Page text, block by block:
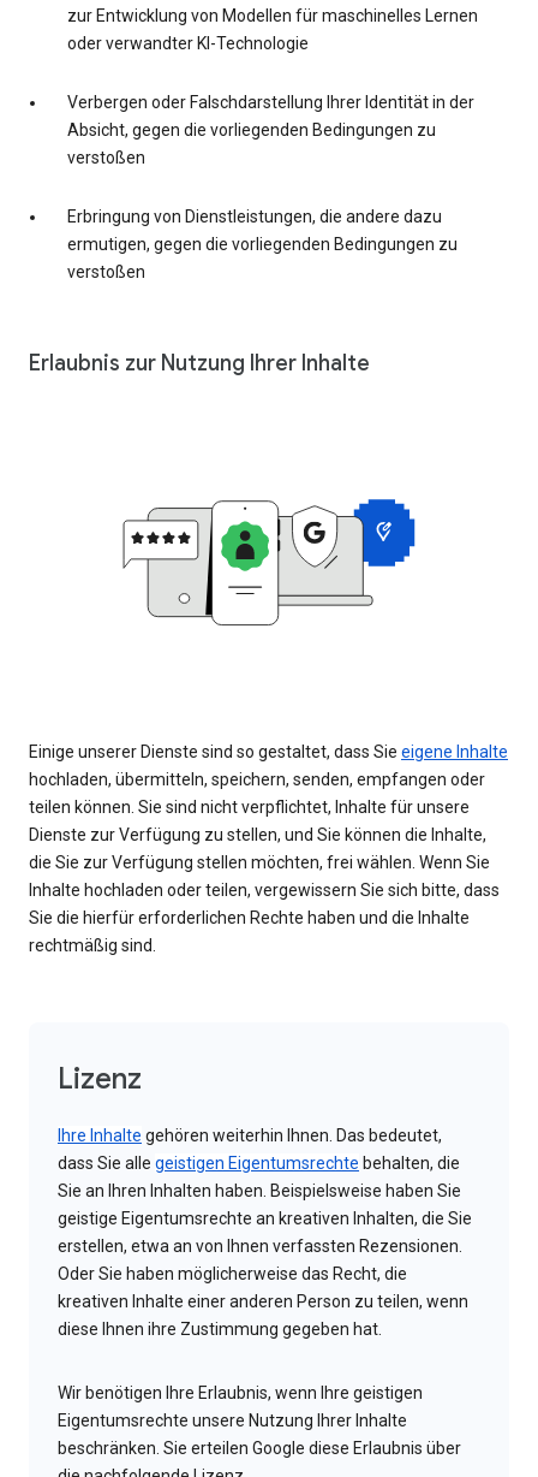
zur Entwicklung von Modellen für maschinelles Lernen
oder verwandter KI-Technologie
Verbergen oder Falschdarstellung Ihrer Identität in der
Absicht, gegen die vorliegenden Bedingungen zu
verstoßen
Erbringung von Dienstleistungen, die andere dazu
ermutigen, gegen die vorliegenden Bedingungen zu
verstoßen
Erlaubnis zur Nutzung Ihrer Inhalte
Einige unserer Dienste sind so gestaltet, dass Sie eigene Inhalte
hochladen, übermitteln, speichern, senden, empfangen oder
teilen können. Sie sind nicht verpflichtet, Inhalte für unsere
Dienste zur Verfügung zu stellen, und Sie können die Inhalte,
die Sie zur Verfügung stellen möchten, frei wählen. Wenn Sie
Inhalte hochladen oder teilen, vergewissern Sie sich bitte, dass
Sie die hierfür erforderlichen Rechte haben und die Inhalte
rechtmäßig sind.
Lizenz
Ihre Inhalte gehören weiterhin Ihnen. Das bedeutet,
dass Sie alle geistigen Eigentumsrechte behalten, die
Sie an Ihren Inhalten haben. Beispielsweise haben Sie
geistige Eigentumsrechte an kreativen Inhalten, die Sie
erstellen, etwa an von Ihnen verfassten Rezensionen.
Oder Sie haben möglicherweise das Recht, die
kreativen Inhalte einer anderen Person zu teilen, wenn
diese Ihnen ihre Zustimmung gegeben hat.
Wir benötigen Ihre Erlaubnis, wenn Ihre geistigen
Eigentumsrechte unsere Nutzung Ihrer Inhalte
beschränken. Sie erteilen Google diese Erlaubnis über